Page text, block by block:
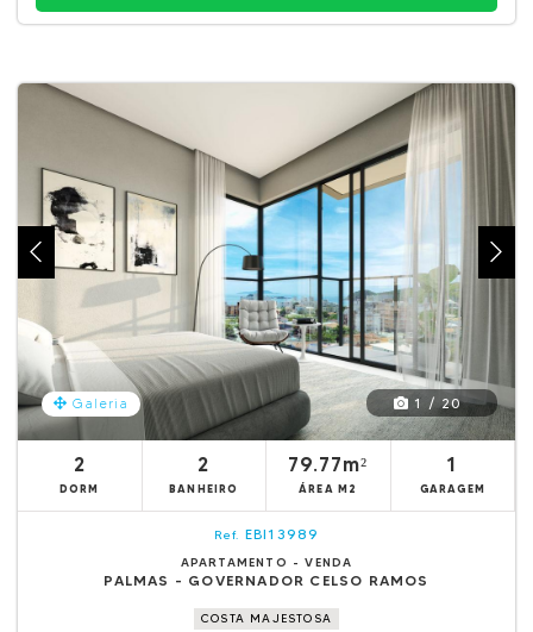
Galeria 1 / 20
2
DORM
2
BANHEIRO
79.77m²
ÁREA M2
1
GARAGEM
Ref. EBI13989
APARTAMENTO - VENDA
PALMAS - GOVERNADOR CELSO RAMOS
COSTA MAJESTOSA